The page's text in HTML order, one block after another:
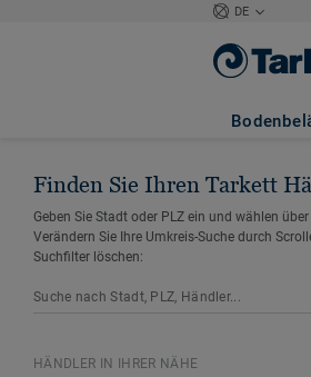
DE
Finden Sie Ihren Tarkett
Geben Sie Stadt oder PLZ ein und wählen
Verändern Sie Ihre Umkreis-Suche durch
Suchfilter löschen:
HÄNDLER IN IHRER NÄHE